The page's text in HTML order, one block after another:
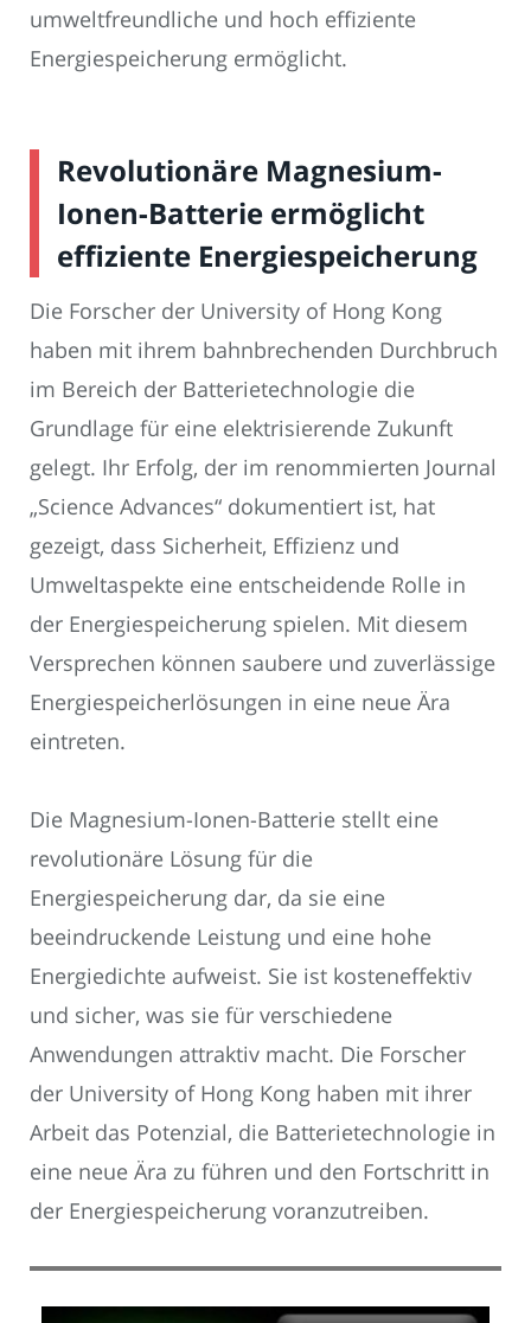
umweltfreundliche und hoch effiziente
Energiespeicherung ermöglicht.
Revolutionäre Magnesium-
Ionen-Batterie ermöglicht
effiziente Energiespeicherung
Die Forscher der University of Hong Kong
haben mit ihrem bahnbrechenden Durchbruch
im Bereich der Batterietechnologie die
Grundlage für eine elektrisierende Zukunft
gelegt. Ihr Erfolg, der im renommierten Journal
„Science Advances“ dokumentiert ist, hat
gezeigt, dass Sicherheit, Effizienz und
Umweltaspekte eine entscheidende Rolle in
der Energiespeicherung spielen. Mit diesem
Versprechen können saubere und zuverlässige
Energiespeicherlösungen in eine neue Ära
eintreten.
Die Magnesium-Ionen-Batterie stellt eine
revolutionäre Lösung für die
Energiespeicherung dar, da sie eine
beeindruckende Leistung und eine hohe
Energiedichte aufweist. Sie ist kosteneffektiv
und sicher, was sie für verschiedene
Anwendungen attraktiv macht. Die Forscher
der University of Hong Kong haben mit ihrer
Arbeit das Potenzial, die Batterietechnologie in
eine neue Ära zu führen und den Fortschritt in
der Energiespeicherung voranzutreiben.